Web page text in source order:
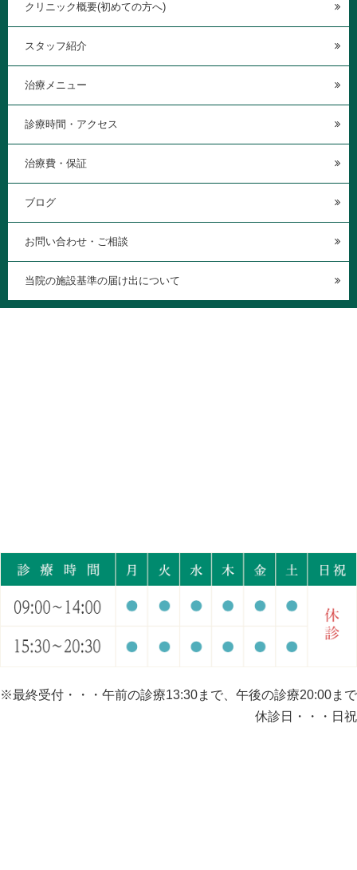
クリニック概要(初めての方へ)
スタッフ紹介
治療メニュー
診療時間・アクセス
治療費・保証
ブログ
お問い合わせ・ご相談
当院の施設基準の届け出について
※最終受付・・・午前の診療13:30まで、午後の診療20:00まで
休診日・・・日祝